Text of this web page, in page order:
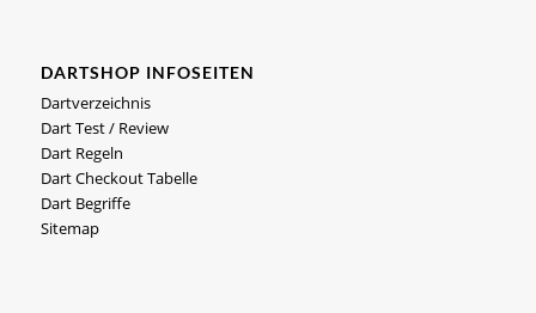
DARTSHOP INFOSEITEN
Dartverzeichnis
Dart Test / Review
Dart Regeln
Dart Checkout Tabelle
Dart Begriffe
Sitemap